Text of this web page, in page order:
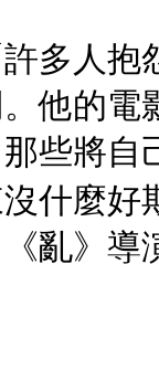
人抱怨
他的電
些將自
沒什麼
亂》導